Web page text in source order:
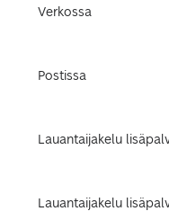
Verkossa
Postissa
Lauantaijakelu
Lauantaijakelu